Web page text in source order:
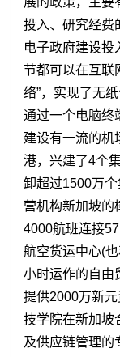
投入、研究经费
电子政府建设投
节都可以在互联
络”，实现了无
通过一个电脑终
建设有一流的机
港，兴建了4个
卸超过1500万
营机构新加坡的
4000航班连接
航空货运中心(
小时运作的自由
提供2000万新
技学院在新加坡
及供应链管理的